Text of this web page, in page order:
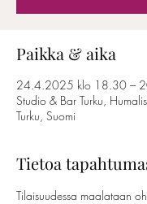
Paikka & aika
24.4.2025 klo 18.30 –
Studio & Bar Turku,
Turku, Suomi
Tietoa
Tilaisuudessa maalataan